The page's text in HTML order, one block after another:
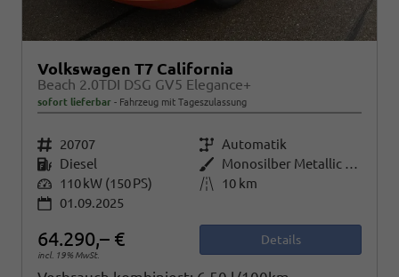
Volkswagen T7 California
Beach 2.0TDI DSG GV5 Elegance+
sofort lieferbar Fahrzeug mit Tageszulassung
Fahrzeugnr. 20707 Getriebe Automatik
Kraftstoff Diesel Außenfarbe
Monosilber Metallic / Energeticorange Metallic
Leistung 110 kW (150 PS) Kilometerstand
10 km
01.09.2025
64.290,– €
incl. 19% MwSt.
Details